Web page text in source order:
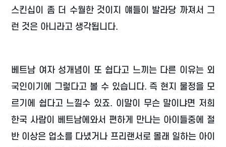
스킨십이 좀 더 수월한 것이지 얘들이 발라당 까져서 그
런 것은 아니라고 생각됩니다.
베트남 여자 성개념이 또 쉽다고 느끼는 다른 이유는 외
국인이기에 그렇다고 볼 수 있습니다. 즉 현지 물정을 모
르기에 쉽다고 느낄수 있죠. 이말이 무슨 말이냐면 저희
한국 사람이 베트남에와서 편하게 만나는 아이들중에 절
반 이상은 업소를 다녔거나 프리랜서로 몰래 일하는 아이